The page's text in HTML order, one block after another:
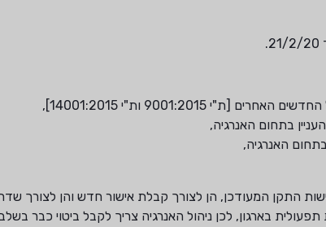
9001:2015 ות"י 14001:2015],
בתחום האנרגיה,
האנרגיה,
התקן המעודכן, הן לצורך קבלת אישור חדש והן לצורך
בארגון, לכן ניהול האנרגיה צריך לקבל ביטוי כבר